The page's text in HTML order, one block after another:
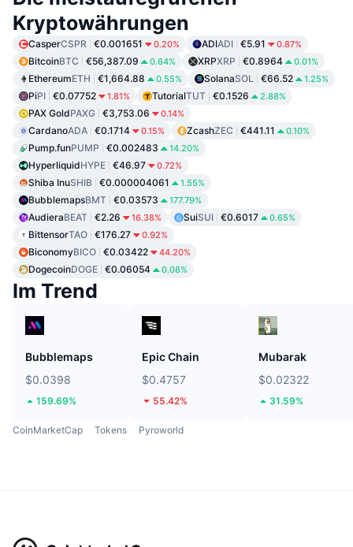
Kryptowährungen
CasperCSPR €0.001651 0.20% ADIADI €5.91 0.87%
BitcoinBTC €56,387.09 0.64% XRPXRP €0.8964 0.01%
EthereumETH €1,664.88 0.55% SolanaSOL €66.52 1.25%
PiPI €0.07752 1.81% TutorialTUT €0.1526 2.88%
PAX GoldPAXG €3,753.06 0.14%
CardanoADA €0.1714 0.15% ZcashZEC €441.11 0.10%
Pump.funPUMP €0.002483 14.20%
HyperliquidHYPE €46.97 0.72%
Shiba InuSHIB €0.000004061 1.55%
BubblemapsBMT €0.03573 177.79%
AudieraBEAT €2.26 16.38% SuiSUI €0.6017 0.65%
BittensorTAO €176.27 0.92%
BiconomyBICO €0.03422 44.20%
DogecoinDOGE €0.06054 0.08%
Im Trend
Bubblemaps
$0.0398
159.69%
Epic Chain
$0.4757
55.42%
Mubarak
$0.02322
31.59%
CoinMarketCap Tokens Pyroworld